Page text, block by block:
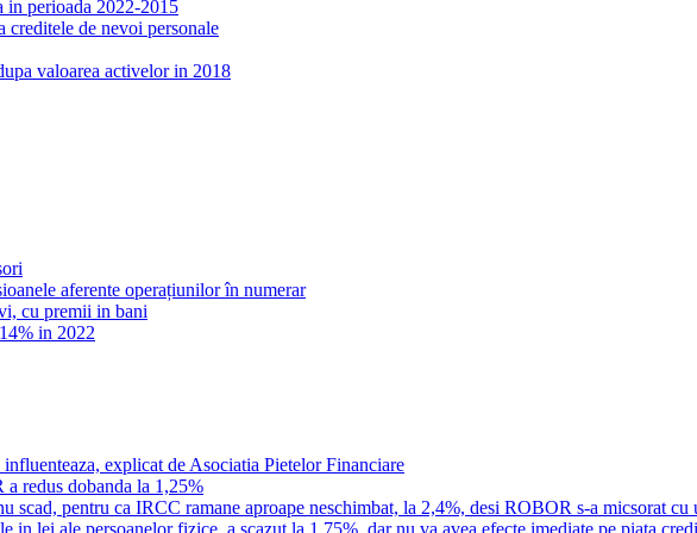
in perioada 2022-2015
de nevoi personale
valoarea activelor in 2018
aferente operațiunilor în numerar
cu premii in bani
in 2022
explicat de Asociatia Pietelor Financiare
redus dobanda la 1,25%
scad, pentru ca IRCC ramane aproape neschimbat, la 2,4%, desi ROBOR s-a micsorat cu
in lei ale persoanelor fizice, a scazut la 1,75%, dar nu va avea efecte imediate pe piata